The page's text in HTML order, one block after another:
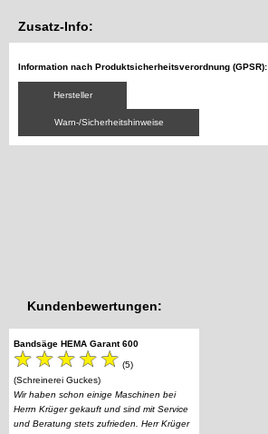
Zusatz-Info:
Information nach Produktsicherheitsverordnung (GPSR):
Hersteller
Warn-/Sicherheitshinweise
Kundenbewertungen:
Bandsäge HEMA Garant 600
(5)
(Schreinerei Guckes)
Wir haben schon einige Maschinen bei
Herrn Krüger gekauft und sind mit Service
und Beratung stets zufrieden. Herr Krüger